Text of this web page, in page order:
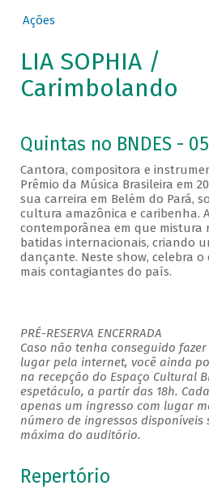
Ações
LIA SOPHIA /
Carimbolando
Quintas no BNDES -
Cantora, compositora e
Prêmio da Música Brasileira em
sua carreira em Belém do Pará,
cultura amazônica e caribenha.
contemporânea em que mistura
batidas internacionais, criando
dançante. Neste show, celebra
mais contagiantes do país.
PRÉ-RESERVA ENCERRADA
Caso não tenha conseguido
lugar pela internet, você ainda
na recepção do Espaço Cultural
espetáculo, a partir das 18h.
apenas um ingresso com lugar
número de ingressos disponíveis
máxima do auditório.
Repertório